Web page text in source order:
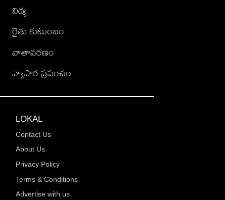
విద్య
రైతు కుటుంబం
వాతావరణం
వ్యాపార ప్రపంచం
LOKAL
Contact Us
About Us
Privacy Policy
Terms & Conditions
Advertise with us